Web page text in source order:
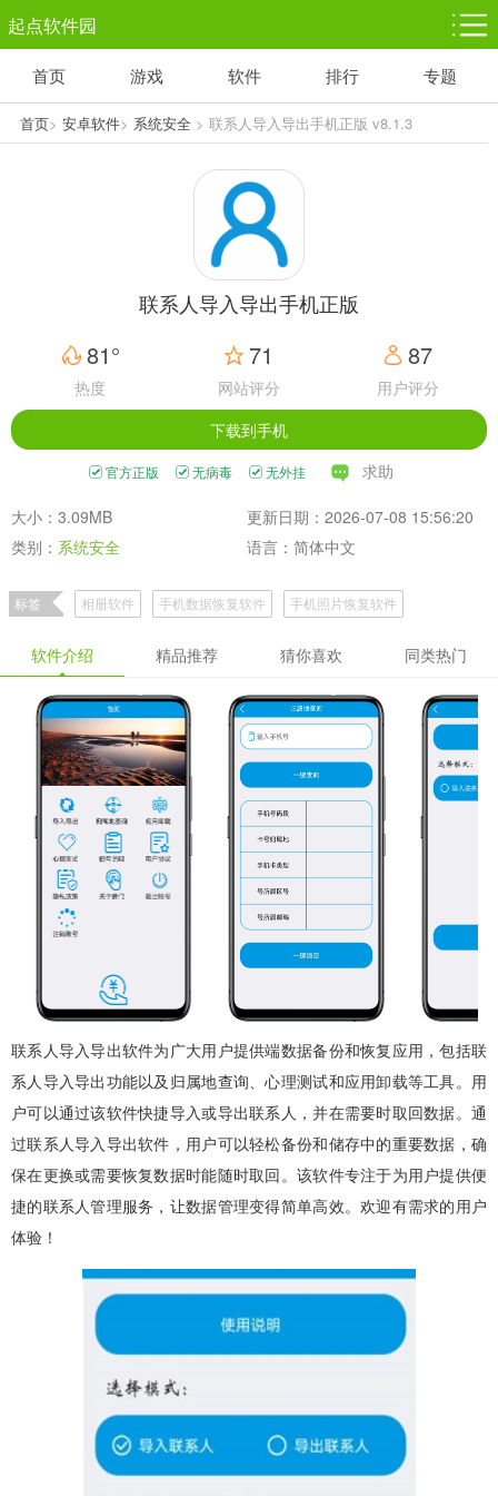
起点软件园
塔防游戏
1千+款游戏
休闲益智
1万+款游戏
体育竞技
5百+款游戏
赛车竞速
3百+款游戏
首页 游戏 软件 排行 专题
首页> 安卓软件> 系统安全> 联系人导入导出手机正版 v8.1.3
联系人导入导出手机正版
81°
热度
71
网站评分
87
用户评分
下载到手机
官方正版 无病毒 无外挂 求助
大小：3.09MB
更新日期：2026-07-08 15:56:20
类别： 系统安全 语言：简体中文
标签 相册软件 手机数据恢复软件 手机照片恢复软件
软件介绍 精品推荐 猜你喜欢 同类热门
联系人导入导出软件为广大用户提供端数据备份和恢复应用，包括联
系人导入导出功能以及归属地查询、心理测试和应用卸载等工具。用
户可以通过该软件快捷导入或导出联系人，并在需要时取回数据。通
过联系人导入导出软件，用户可以轻松备份和储存中的重要数据，确
保在更换或需要恢复数据时能随时取回。该软件专注于为用户提供便
捷的联系人管理服务，让数据管理变得简单高效。欢迎有需求的用户
体验！